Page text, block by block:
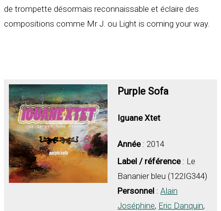
de trompette désormais reconnaissable et éclaire des
compositions comme Mr J. ou Light is coming your way.
Purple Sofa
Iguane Xtet
Année: 2014
Label / référence: Le
Bananier bleu (122IG344)
Personnel : Alain
Joséphine, Eric Danquin,